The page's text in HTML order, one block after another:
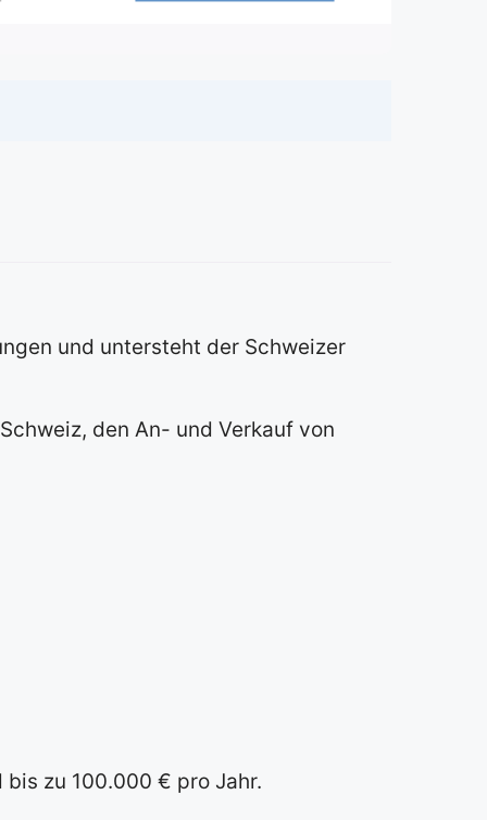
und untersteht der Schweizer
den An- und Verkauf von
zu 100.000 € pro Jahr.